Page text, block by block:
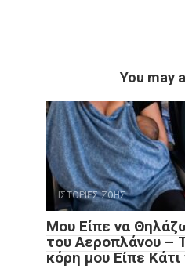
You may
ΙΣΤΟΡΙΕΣ ΖΩΗΣ
Μου Είπε να
του Αεροπλάνου –
κόρη μου Είπε